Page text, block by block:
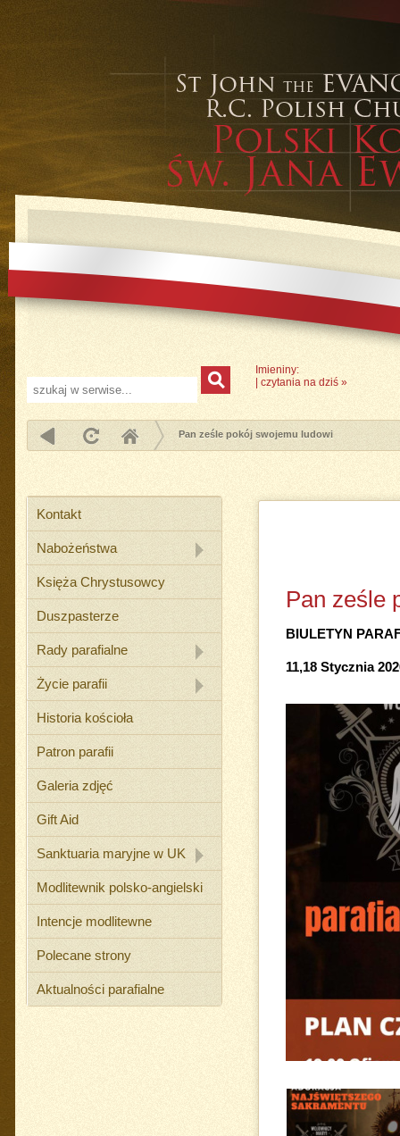
Imieniny:
czytania na dziś »
Pan ześle pokój swojemu ludowi
Kontakt
Nabożeństwa
Księża Chrystusowcy
Duszpasterze
Rady parafialne
Życie parafii
Historia kościoła
Patron parafii
Galeria zdjęć
Gift Aid
Sanktuaria maryjne w UK
Modlitewnik polsko-angielski
Intencje modlitewne
Polecane strony
Aktualności parafialne
Pan ześle
BIULETYN
11,18 Stycznia